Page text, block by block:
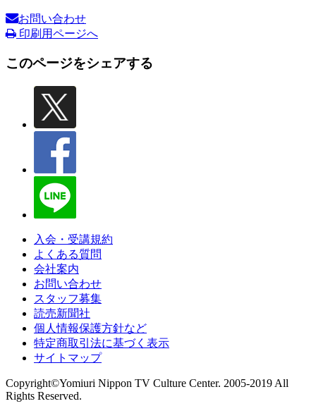
お問い合わせ
印刷用ページへ
このページをシェアする
入会・受講規約
よくある質問
会社案内
お問い合わせ
スタッフ募集
読売新聞社
個人情報保護方針など
特定商取引法に基づく表示
サイトマップ
Copyright©Yomiuri Nippon TV Culture Center. 2005-2019 All
Rights Reserved.